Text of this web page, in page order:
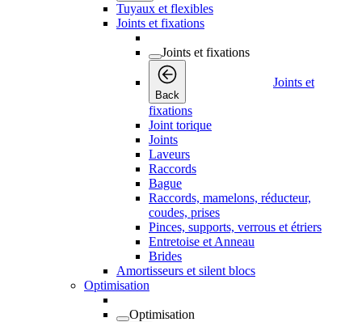
Tuyaux et flexibles
Joints et fixations
Joints et fixations
Back
Joints et
fixations
Joint torique
Joints
Laveurs
Raccords
Bague
Raccords, mamelons, réducteur,
coudes, prises
Pinces, supports, verrous et étriers
Entretoise et Anneau
Brides
Amortisseurs et silent blocs
Optimisation
Optimisation